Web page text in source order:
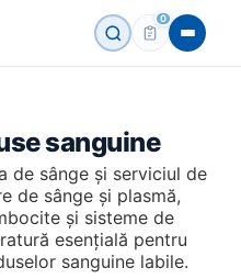
0
sanguine
de sânge și serviciul de
de sânge și plasmă,
și sisteme de
esențială pentru
sanguine labile.